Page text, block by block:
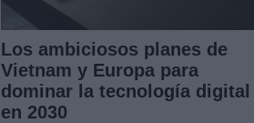
Los ambiciosos planes de
Vietnam y Europa para
dominar la tecnología digital
en 2030